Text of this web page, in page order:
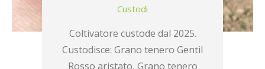
Custodi
Coltivatore custode dal 2025.
Custodisce: Grano tenero Gentil
Rosso aristato, Grano tenero